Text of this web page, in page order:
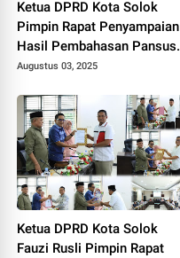
Ketua DPRD Kota Solok
Pimpin Rapat Penyampaian
Hasil Pembahasan Pansus
RPJMD Tahun 2025-2029.
Augustus 03, 2025
Ketua DPRD Kota Solok
Fauzi Rusli Pimpin Rapat